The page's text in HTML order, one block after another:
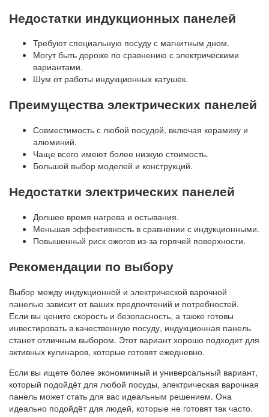
Недостатки индукционных панелей
Требуют специальную посуду с магнитным дном.
Могут быть дороже по сравнению с электрическими
вариантами.
Шум от работы индукционных катушек.
Преимущества электрических панелей
Совместимость с любой посудой, включая керамику и
алюминий.
Чаще всего имеют более низкую стоимость.
Большой выбор моделей и конструкций.
Недостатки электрических панелей
Долшее время нагрева и остывания.
Меньшая эффективность в сравнении с индукционными.
Повышенный риск ожогов из-за горячей поверхности.
Рекомендации по выбору
Выбор между индукционной и электрической варочной
панелью зависит от ваших предпочтений и потребностей.
Если вы цените скорость и безопасность, а также готовы
инвестировать в качественную посуду, индукционная панель
станет отличным выбором. Этот вариант хорошо подходит для
активных кулинаров, которые готовят ежедневно.
Если вы ищете более экономичный и универсальный вариант,
который подойдёт для любой посуды, электрическая варочная
панель может стать для вас идеальным решением. Она
идеально подойдёт для людей, которые не готовят так часто.